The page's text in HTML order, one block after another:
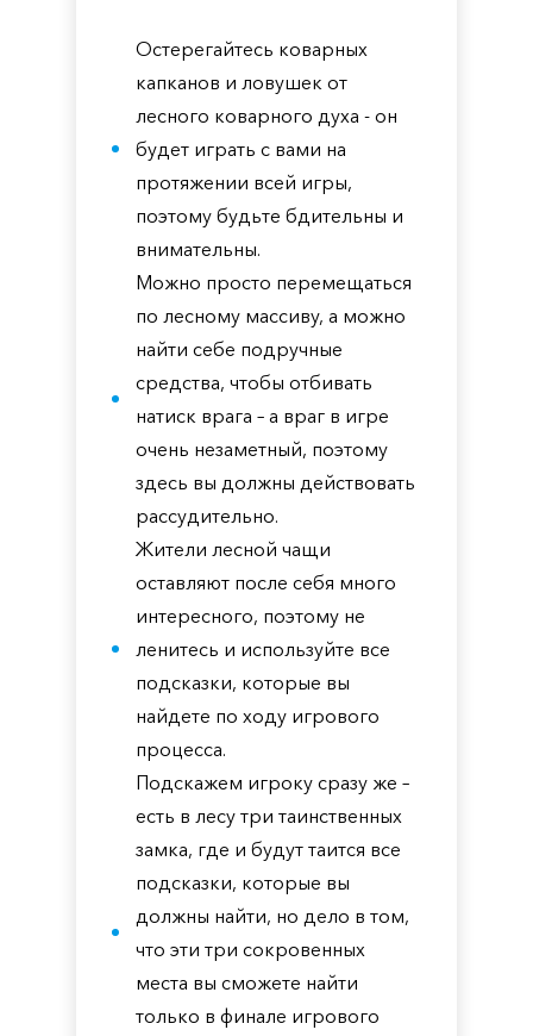
Остерегайтесь коварных
капканов и ловушек от
лесного коварного духа - он
будет играть с вами на
протяжении всей игры,
поэтому будьте бдительны и
внимательны.
Можно просто перемещаться
по лесному массиву, а можно
найти себе подручные
средства, чтобы отбивать
натиск врага – а враг в игре
очень незаметный, поэтому
здесь вы должны действовать
рассудительно.
Жители лесной чащи
оставляют после себя много
интересного, поэтому не
ленитесь и используйте все
подсказки, которые вы
найдете по ходу игрового
процесса.
Подскажем игроку сразу же –
есть в лесу три таинственных
замка, где и будут таится все
подсказки, которые вы
должны найти, но дело в том,
что эти три сокровенных
места вы сможете найти
только в финале игрового